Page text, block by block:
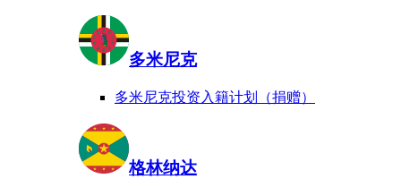
多米尼克
多米尼克投资入籍计划（捐赠）
格林纳达